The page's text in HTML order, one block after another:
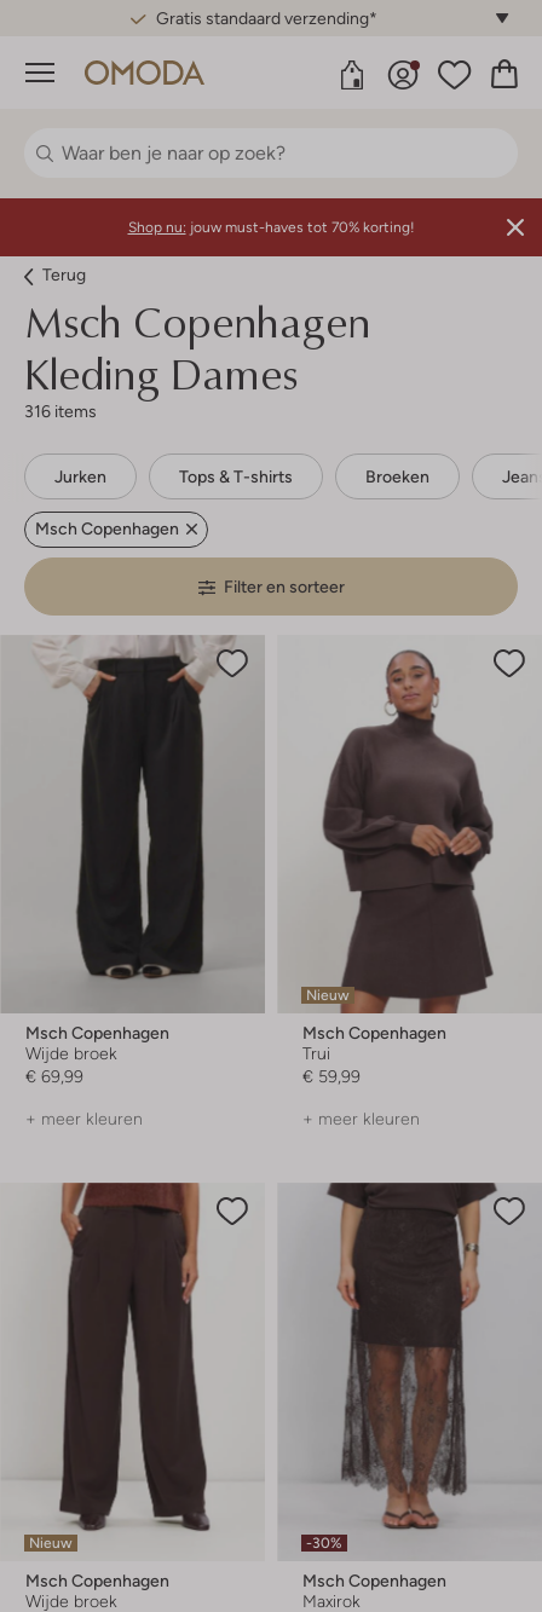
Gratis standaard verzending*
Menu
Shop nu: jouw must-haves tot 70% korting!
Terug
Msch Copenhagen
Kleding Dames
316 items
Jurken Tops & T-shirts Broeken
Msch Copenhagen
Filter en sorteer
Msch Copenhagen
Wijde broek
€ 69,99
+ meer kleuren
Nieuw
Msch Copenhagen
Trui
€ 59,99
+ meer kleuren
Nieuw
Msch Copenhagen
Wijde broek
-30%
Msch Copenhagen
Maxirok